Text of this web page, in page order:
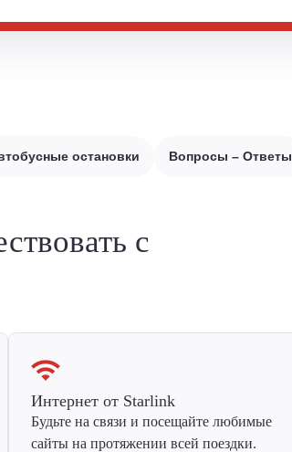
остановки Вопросы – Ответы
с
Интернет от Starlink
Будьте на связи и посещайте любимые
сайты на протяжении всей поездки.